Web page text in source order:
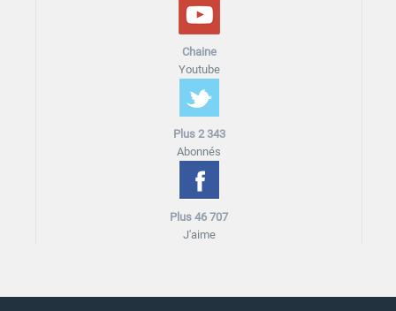
Chaine
Youtube
Plus 2 343
Abonnés
Plus 46 707
J'aime